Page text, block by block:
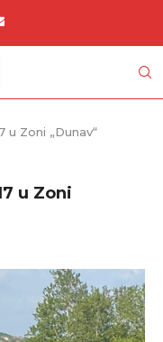
u Zoni „Dunav“
u Zoni